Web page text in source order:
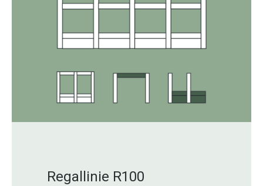
Regallinie R100